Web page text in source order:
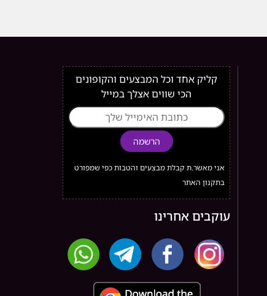
קליק אחד וכל המבצעים והקופונים
הכי שווים אצלך במייל
הרשמה
אני מאשר.ת קבלת מבצעים והטבות כפי שמפורט
בתקנון האתר
עוקבים אחרינו